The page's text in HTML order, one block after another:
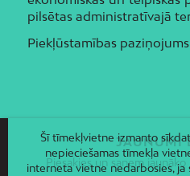
pilsētas administratīvajā
Piekļūstamības paziņojums
JAUNUMI
Piesakies un saņem
Šī tīmekļvietne izmanto
nepieciešamas tīmekļa
interneta vietne nedarbosies, ja